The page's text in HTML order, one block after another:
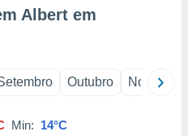
Albert em
Outubro Novembro
Min: 14°C